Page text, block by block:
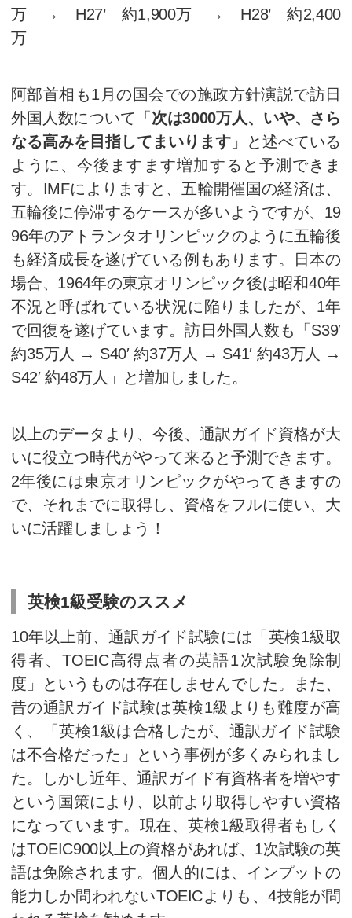
計）は以下のように伸びています
S60’ 4,473名 → H1′
5,909名 → H10′ 5,897名 →
名 → H25’ 4,706名 →
→ H27’ 10,975名 → H28’
H29’ 10,564名
また、訪日外国人数も以下のよ
す。
S60’ 約230万 → H1′ 約
約350万 → H10′ 約410万 →
万 → H25’ 約1,000万 →
万 → H27’ 約1,900万 →
阿部首相も1月の国会での施政
外国人数について「次は3000万
なる高みを目指してまいります
ように、今後ますます増加す
す。IMFによりますと、五輪開
五輪後に停滞するケースが多い
96年のアトランタオリンピック
も経済成長を遂げている例もあ